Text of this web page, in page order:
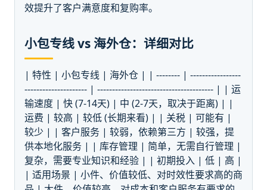
效提升了客户满意度和复购率。
小包专线 vs 海外仓：详细对比
| 特性 | 小包专线 | 海外仓 | | -------- | -----------------
--------------------- | --------------------------------------- | | 运
输速度 | 快 (7-14天) | 中 (2-7天，取决于距离) | |
运费 | 较高 | 较低 (长期来看) | | 关税 | 可能有 |
较少 | | 客户服务 | 较弱，依赖第三方 | 较强，提
供本地化服务 | | 库存管理 | 简单，无需自行管理 |
复杂，需要专业知识和经验 | | 初期投入 | 低 | 高 |
| 适用场景 | 小件、价值较低、对时效性要求高的商